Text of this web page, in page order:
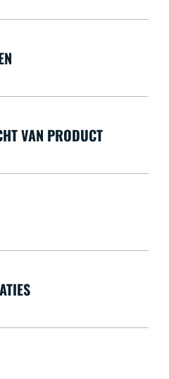
VAN PRODUCT